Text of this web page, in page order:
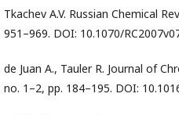
Tkachev A.V. Russian Chemical
951–969. DOI: 10.1070/
de Juan A., Tauler R. Journal of
no. 1–2, pp. 184–195. DOI: